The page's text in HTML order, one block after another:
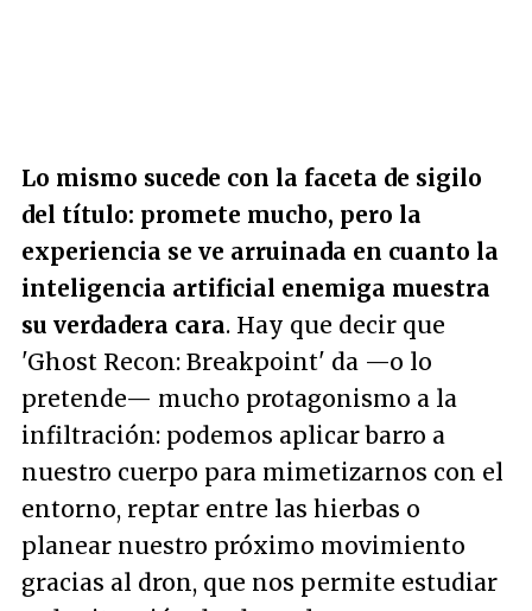
Lo mismo sucede con la faceta de sigilo
del título: promete mucho, pero la
experiencia se ve arruinada en cuanto la
inteligencia artificial enemiga muestra
su verdadera cara. Hay que decir que
'Ghost Recon: Breakpoint' da —o lo
pretende— mucho protagonismo a la
infiltración: podemos aplicar barro a
nuestro cuerpo para mimetizarnos con el
entorno, reptar entre las hierbas o
planear nuestro próximo movimiento
gracias al dron, que nos permite estudiar